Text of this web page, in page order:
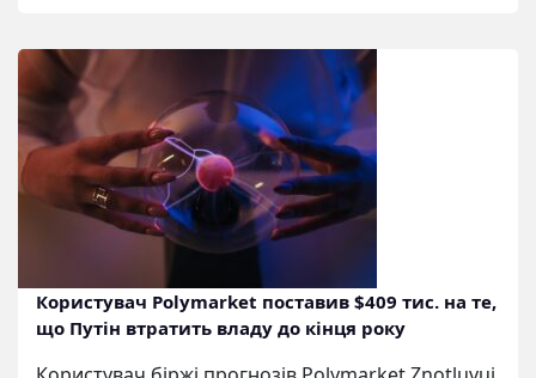
Користувач Polymarket поставив $409 тис. на те,
що Путін втратить владу до кінця року